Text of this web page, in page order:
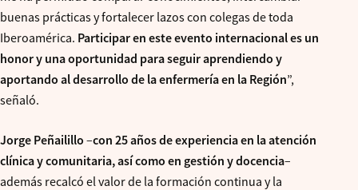
buenas prácticas y fortalecer lazos con colegas de toda
Iberoamérica. Participar en este evento internacional es un
honor y una oportunidad para seguir aprendiendo y
aportando al desarrollo de la enfermería en la Región”,
señaló.
Jorge Peñailillo –con 25 años de experiencia en la atención
clínica y comunitaria, así como en gestión y docencia–
además recalcó el valor de la formación continua y la